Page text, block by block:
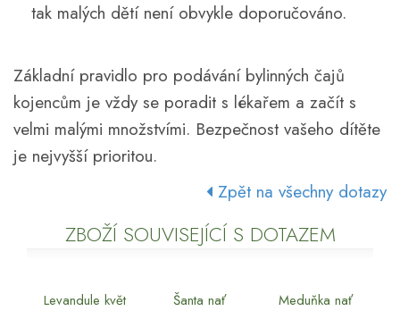
tak malých dětí není obvykle doporučováno.
Základní pravidlo pro podávání bylinných čajů
kojencům je vždy se poradit s lékařem a začít s
velmi malými množstvími. Bezpečnost vašeho dítěte
je nejvyšší prioritou.
Zpět na všechny dotazy
ZBOŽÍ SOUVISEJÍCÍ S DOTAZEM
Levandule květ Šanta nať Meduňka nať